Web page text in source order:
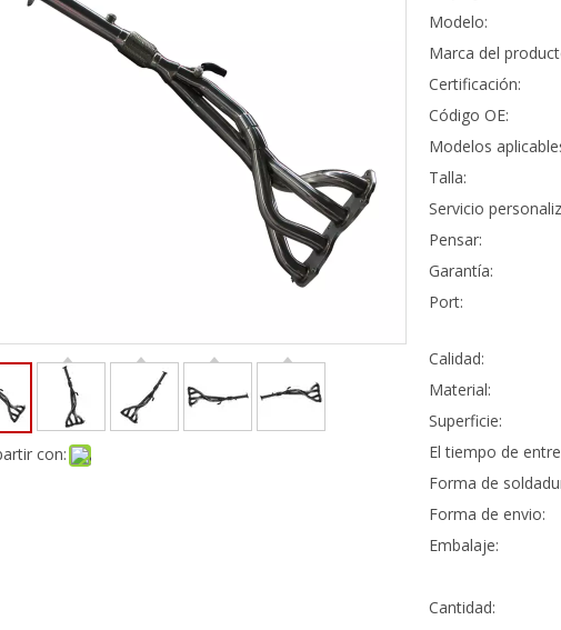
con:
Modelo:
Marca del
Certificación:
Código OE:
Modelos
Talla:
Servicio
Pensar:
Garantía:
Port:
Calidad:
Material:
Superficie:
El tiempo de
Forma de
Forma de envio:
Embalaje:
Cantidad: